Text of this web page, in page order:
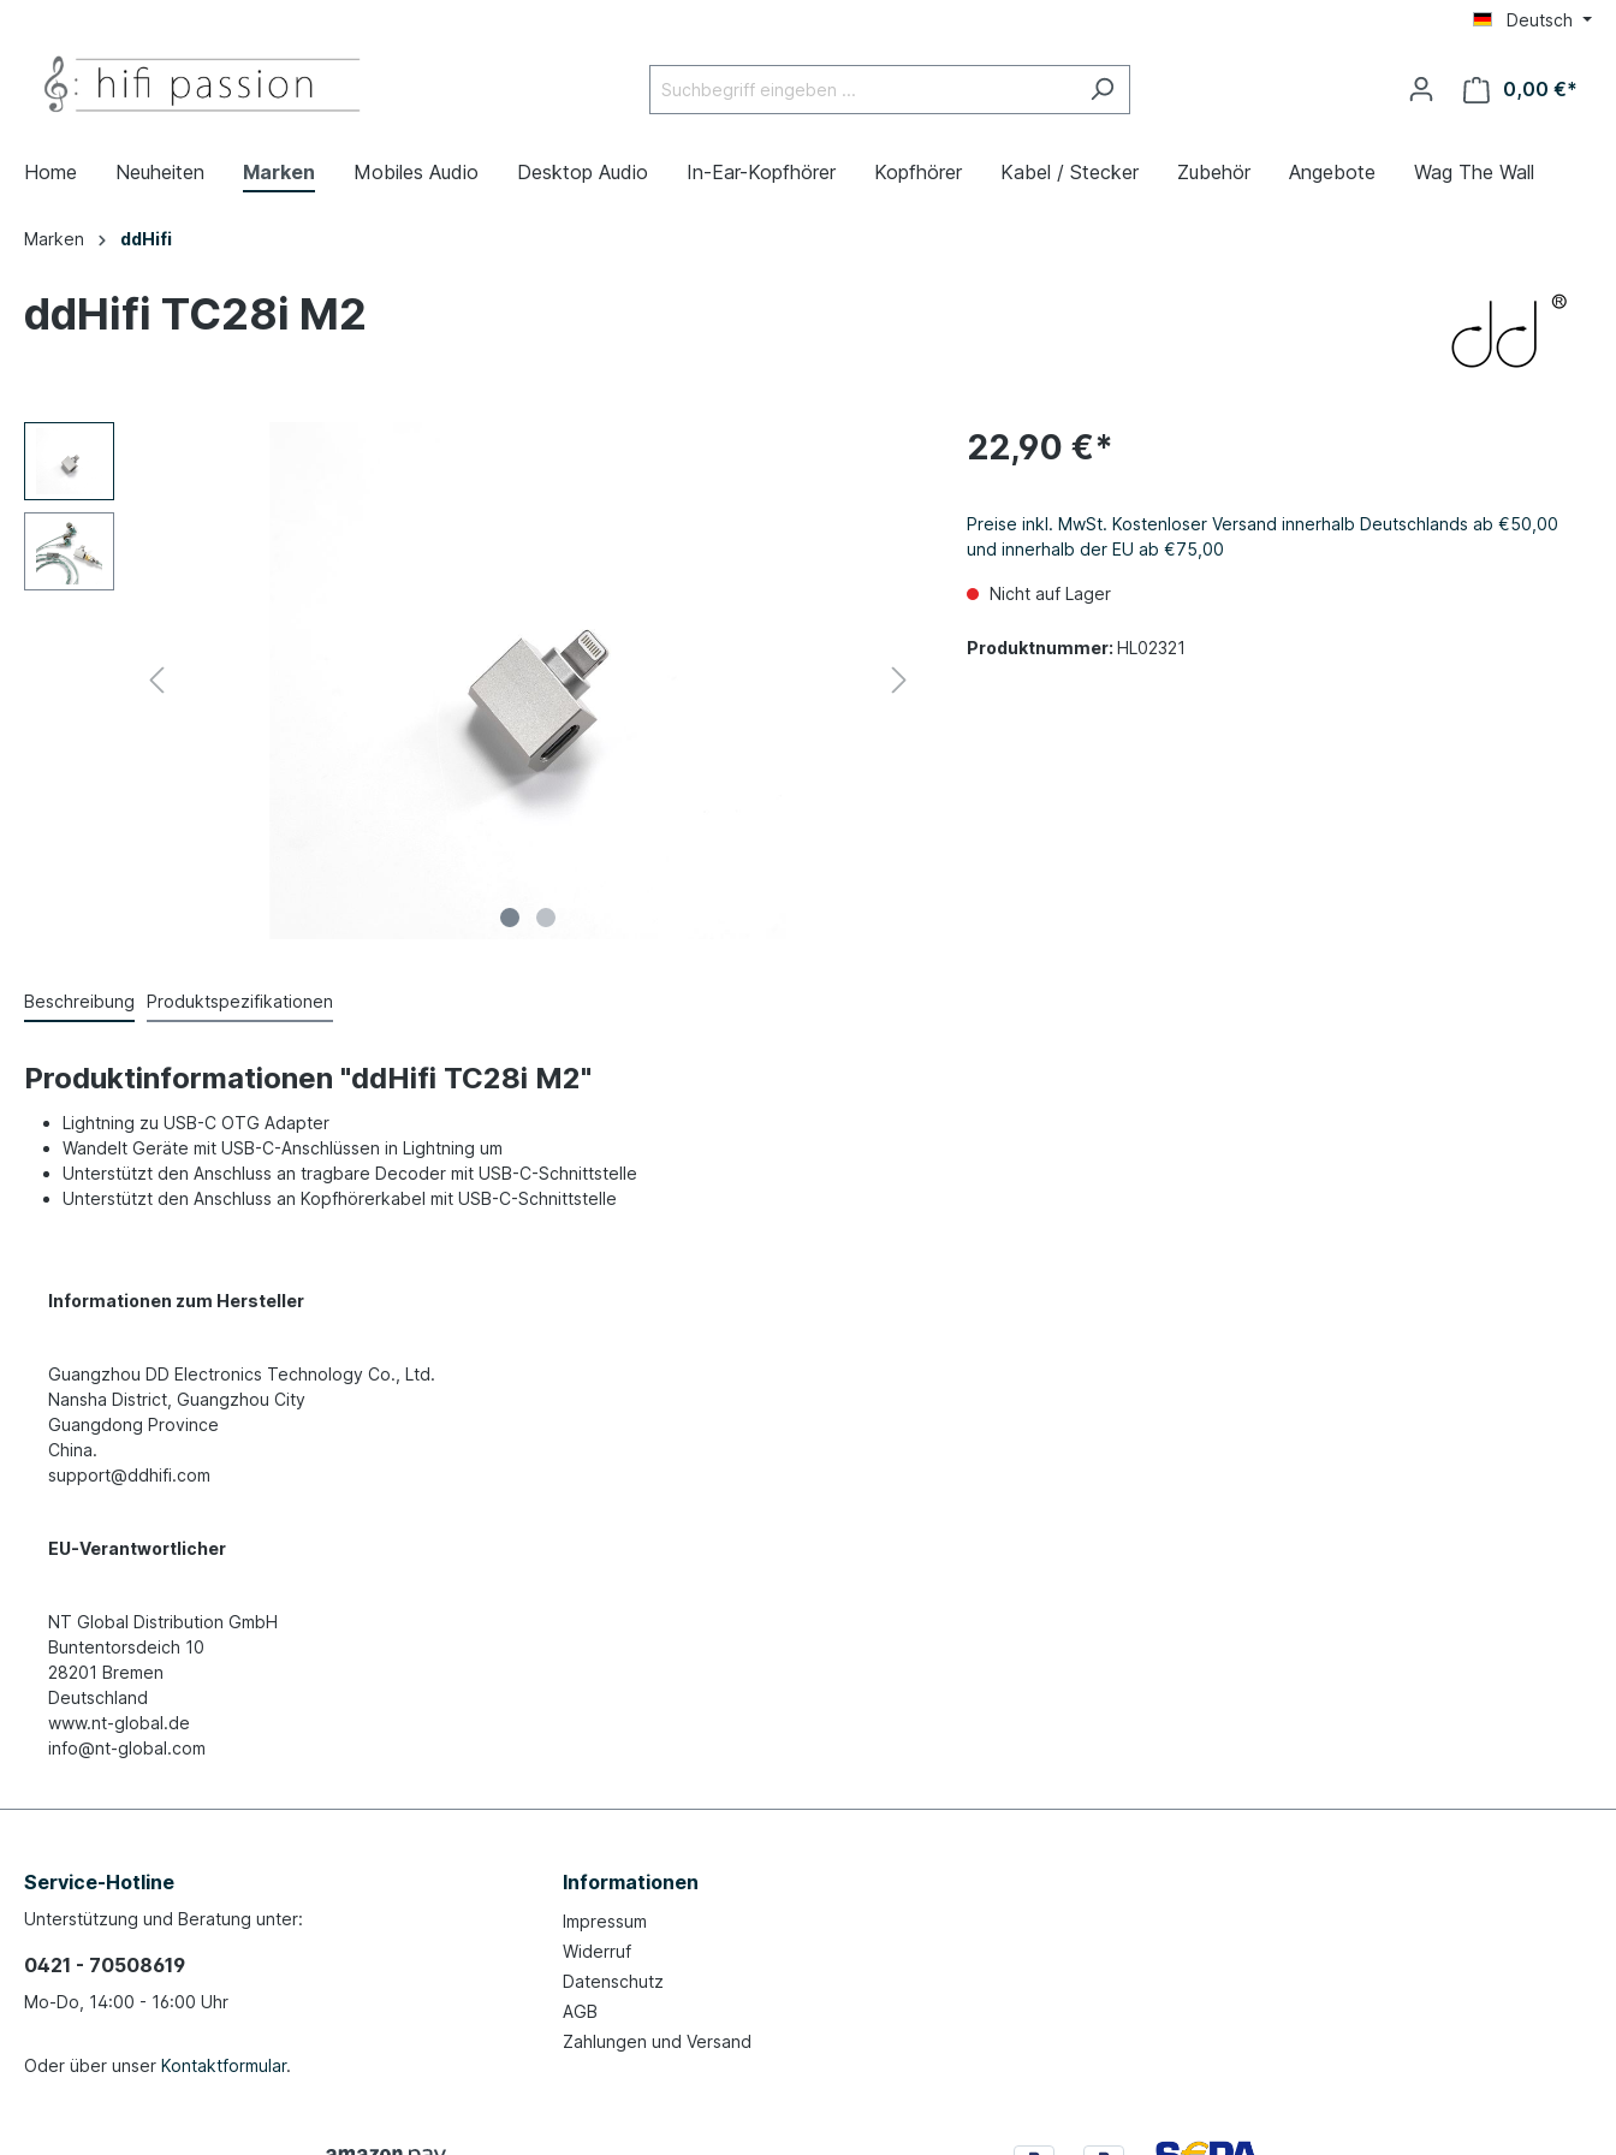
Deutsch
0,00 €*
Home Neuheiten Marken Mobiles Audio Desktop Audio In-Ear-Kopfhörer Kopfhörer Kabel / Stecker Zubehör Angebote Wag The Wall
Marken ddHifi
ddHifi TC28i M2
22,90 €*
Preise inkl. MwSt. Kostenloser Versand innerhalb Deutschlands ab €50,00
und innerhalb der EU ab €75,00
Nicht auf Lager
Produktnummer: HL02321
Beschreibung Produktspezifikationen
Produktinformationen "ddHifi TC28i M2"
Lightning zu USB-C OTG Adapter
Wandelt Geräte mit USB-C-Anschlüssen in Lightning um
Unterstützt den Anschluss an tragbare Decoder mit USB-C-Schnittstelle
Unterstützt den Anschluss an Kopfhörerkabel mit USB-C-Schnittstelle
Informationen zum Hersteller
Guangzhou DD Electronics Technology Co., Ltd.
Nansha District, Guangzhou City
Guangdong Province
China.
support@ddhifi.com
EU-Verantwortlicher
NT Global Distribution GmbH
Buntentorsdeich 10
28201 Bremen
Deutschland
www.nt-global.de
info@nt-global.com
Service-Hotline
Unterstützung und Beratung unter:
0421 - 70508619
Mo-Do, 14:00 - 16:00 Uhr
Oder über unser Kontaktformular.
Informationen
Impressum
Widerruf
Datenschutz
AGB
Zahlungen und Versand